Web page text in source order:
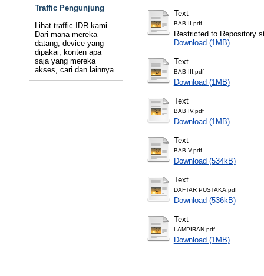
Traffic Pengunjung
Lihat traffic IDR kami.
Dari mana mereka
datang, device yang
dipakai, konten apa
saja yang mereka
akses, cari dan lainnya
Text
BAB II.pdf
Restricted to Repository
Download (1MB)
Text
BAB III.pdf
Download (1MB)
Text
BAB IV.pdf
Download (1MB)
Text
BAB V.pdf
Download (534kB)
Text
DAFTAR PUSTAKA.pdf
Download (536kB)
Text
LAMPIRAN.pdf
Download (1MB)